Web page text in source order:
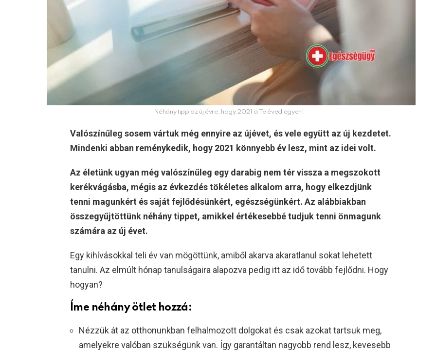
Néhány tipp az új évre, hogy 2021 a Te éved egyen!
Valószínűleg sosem vártuk még ennyire az újévet, és vele együtt az új kezdetet.
Mindenki abban reménykedik, hogy 2021 könnyebb év lesz, mint az idei volt.
Az életünk ugyan még valószínűleg egy darabig nem tér vissza a megszokott
kerékvágásba, mégis az évkezdés tökéletes alkalom arra, hogy elkezdjünk
tenni magunkért és saját fejlődésünkért, egészségünkért. Az alábbiakban
összegyűjtöttünk néhány tippet, amikkel értékesebbé tudjuk tenni önmagunk
számára az új évet.
Egy kihívásokkal teli év van mögöttünk, amiből akarva akaratlanul sokat lehetett
tanulni. Az elmúlt hónap tanulságaira alapozva pedig itt az idő tovább fejlődni. Hogy
hogyan?
Íme néhány ötlet hozzá:
Nézzük át az otthonunkban felhalmozott dolgokat és csak azokat tartsuk meg,
amelyekre valóban szükségünk van. Így garantáltan nagyobb rend lesz, kevesebb